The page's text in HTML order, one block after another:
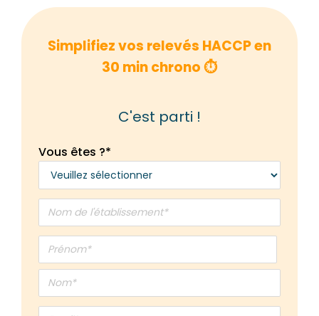
Simplifiez vos relevés HACCP en
30 min chrono ⏱️
C'est parti !
Vous êtes ?*